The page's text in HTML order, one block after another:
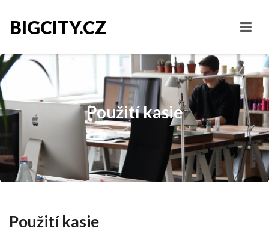
BIGCITY.CZ
Použití kasie
Použití kasie